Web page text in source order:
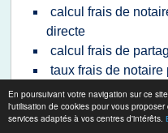
En poursuivant votre navigation sur ce
l'utilisation de cookies pour vous
services adaptés à vos centres d'intérêts.
calcul frais de
directe
calcul frais de
taux frais de notaire
montant
frais de notaire